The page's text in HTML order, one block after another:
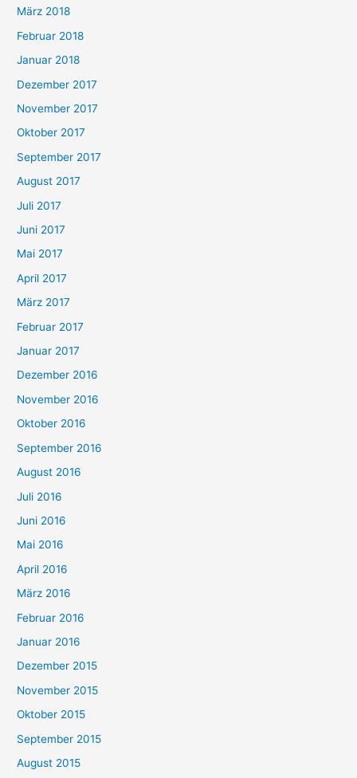
März 2018
Februar 2018
Januar 2018
Dezember 2017
November 2017
Oktober 2017
September 2017
August 2017
Juli 2017
Juni 2017
Mai 2017
April 2017
März 2017
Februar 2017
Januar 2017
Dezember 2016
November 2016
Oktober 2016
September 2016
August 2016
Juli 2016
Juni 2016
Mai 2016
April 2016
März 2016
Februar 2016
Januar 2016
Dezember 2015
November 2015
Oktober 2015
September 2015
August 2015